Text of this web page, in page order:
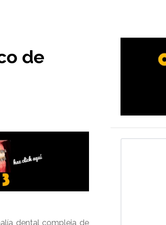
de
dental compleja de
Barra
primaria